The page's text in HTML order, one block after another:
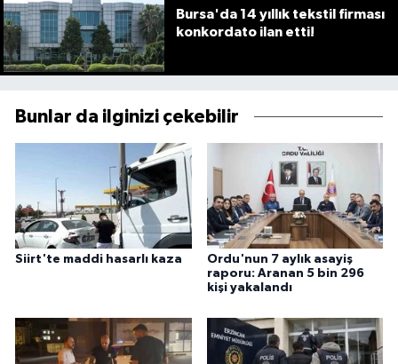
Bursa'da 14 yıllık tekstil firması
konkordato ilan etti!
Bunlar da ilginizi çekebilir
Siirt'te maddi hasarlı kaza
Ordu'nun 7 aylık asayiş
raporu: Aranan 5 bin 296
kişi yakalandı